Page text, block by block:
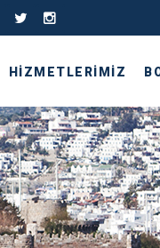
HİZMETLERİMİZ